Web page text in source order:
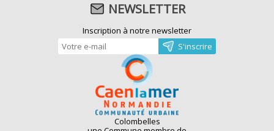
NEWSLETTER
Inscription à notre newsletter
Colombelles